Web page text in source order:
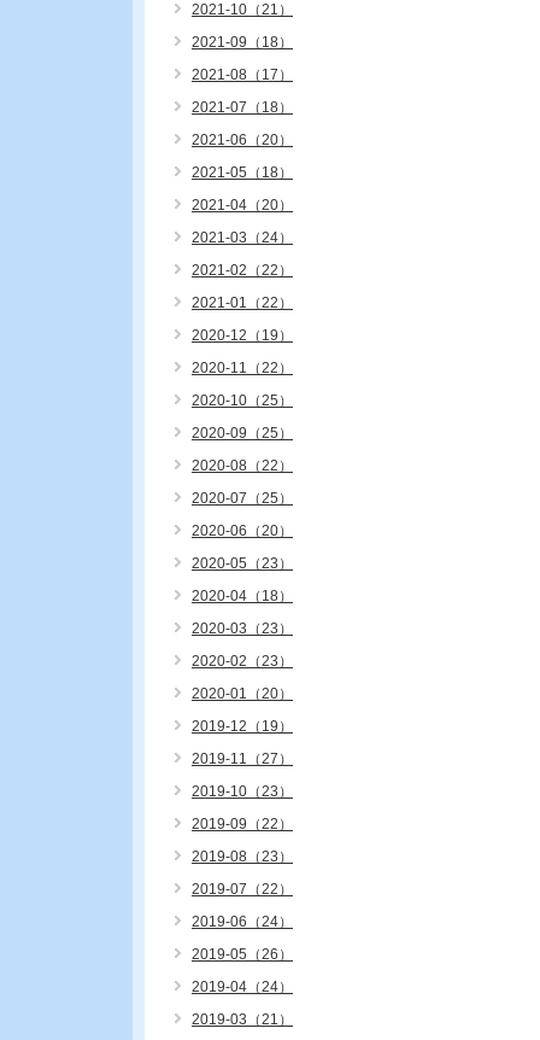
2021-10（21）
2021-09（18）
2021-08（17）
2021-07（18）
2021-06（20）
2021-05（18）
2021-04（20）
2021-03（24）
2021-02（22）
2021-01（22）
2020-12（19）
2020-11（22）
2020-10（25）
2020-09（25）
2020-08（22）
2020-07（25）
2020-06（20）
2020-05（23）
2020-04（18）
2020-03（23）
2020-02（23）
2020-01（20）
2019-12（19）
2019-11（27）
2019-10（23）
2019-09（22）
2019-08（23）
2019-07（22）
2019-06（24）
2019-05（26）
2019-04（24）
2019-03（21）